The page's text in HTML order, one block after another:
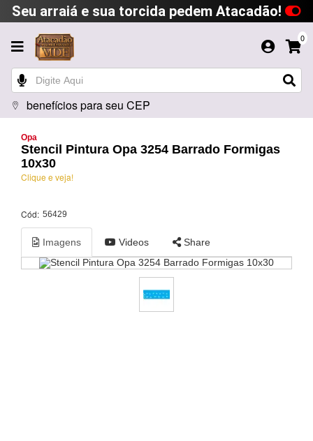
Seu arraiá e sua torcida pedem Atacadão!
0
benefícios para seu CEP
Opa
Stencil Pintura Opa 3254 Barrado Formigas
10x30
Clique e veja!
Cód: 56429
Imagens Videos Share